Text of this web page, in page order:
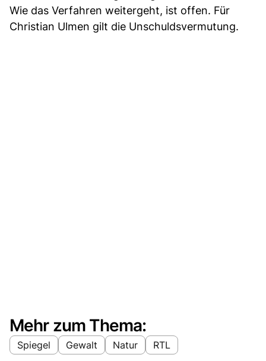
Wie das Verfahren weitergeht, ist offen. Für
Christian Ulmen gilt die Unschuldsvermutung.
Mehr zum Thema:
Spiegel Gewalt Natur RTL